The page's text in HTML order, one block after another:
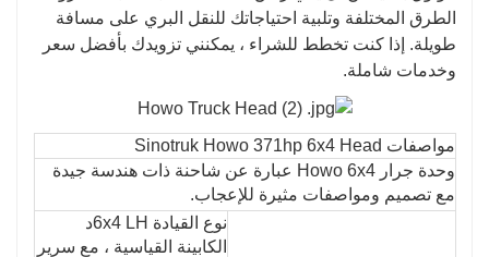
الطرق المختلفة وتلبية احتياجاتك للنقل البري على مسافة
طويلة. إذا كنت تخطط للشراء ، يمكنني تزويدك بأفضل سعر
وخدمات شاملة.
مواصفات Sinotruk Howo 371hp 6x4 Head
وحدة جرار Howo 6x4 عبارة عن شاحنة ذات هندسة جيدة
مع تصميم ومواصفات مثيرة للإعجاب.
نوع القيادة 6x4 LH
د
الكابينة القياسية ، مع سرير